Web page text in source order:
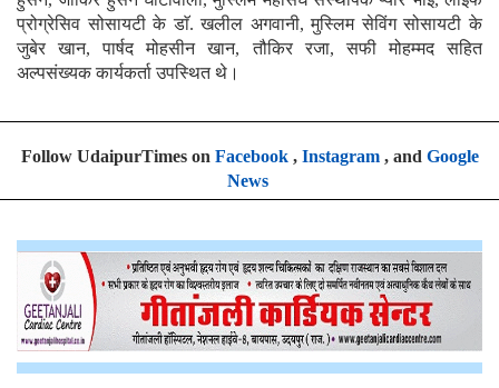
प्रोग्रेसिव सोसायटी के डाॅ. खलील अगवानी, मुस्लिम सेविंग सोसायटी के
जुबेर खान, पार्षद मोहसीन खान, तौकिर रजा, सफी मोहम्मद सहित
अल्पसंख्यक कार्यकर्ता उपस्थित थे।
Follow UdaipurTimes on Facebook, Instagram, and Google
News